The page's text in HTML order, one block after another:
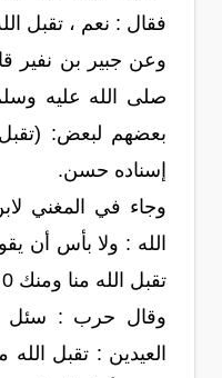
فقال : نعم ، تقبل الله
وعن جبير بن نفير
صلى الله عليه
بعضهم لبعض:
إسناده حسن.
وجاء في المغني
الله : ولا بأس أن
تقبل الله منا ومنك 0
وقال حرب : سئل
العيدين : تقبل